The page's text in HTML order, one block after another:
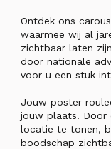
Ontdek ons
waarmee wij al
zichtbaar laten
door nationale
voor u een stuk
Jouw poster
jouw plaats. Door
locatie te tonen,
boodschap